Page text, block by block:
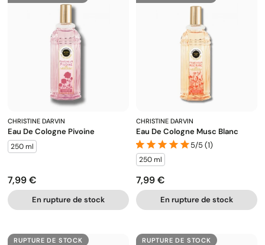
CHRISTINE DARVIN
Eau De Cologne Pivoine
250 ml
Prix
7,99 €
En rupture de stock
CHRISTINE DARVIN
Eau De Cologne Musc Blanc
5/5 (1)
250 ml
Prix
7,99 €
En rupture de stock
RUPTURE DE STOCK RUPTURE DE STOCK